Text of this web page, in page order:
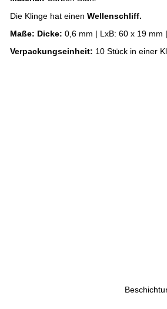
Die Klinge hat einen Wellenschliff.
Maße: Dicke: 0,6 mm | LxB: 60 x 19 mm |
Verpackungseinheit: 10 Stück in einer